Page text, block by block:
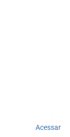
Acessar